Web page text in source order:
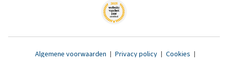
Algemene voorwaarden | Privacy policy | Cookies |